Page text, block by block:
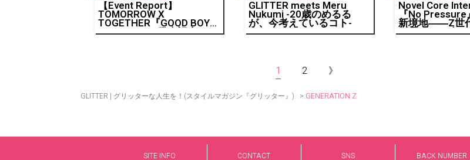
【Event Report】
TOMORROW X
TOGETHER『GOOD BOY
GONE BAD』発売記念ショ
GLITTER meets Meru
Nukumi -20歳のめるる
が、今考えているコト-
Novel Core
『No Pressure
新境地――Z世
が見つめる今
1 2 》
GLITTER | グリッターな人生を！(スタイルマガジン『グリッター』) > GENERATION Z
SITE INFO CONTACT SNS BACK NUMBER